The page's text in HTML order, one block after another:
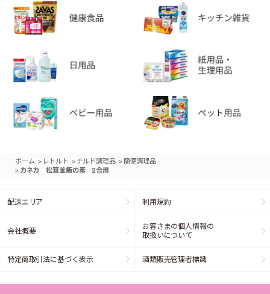
ホーム > レトルト >チルド調理品 >簡便調理品
> カネカ 松茸釜飯の素 2合用
配送エリア 利用規約
会社概要
お客さまの個人情報の
取扱いについて
特定商取引法に基づく表示 酒類販売管理者標識